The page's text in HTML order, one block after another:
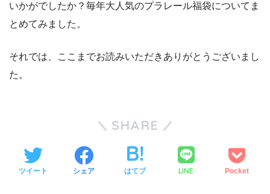
いかがでしたか？毎年大人気のプラレール福袋についてま
とめてみました。
それでは、ここまでお読みいただきありがとうございまし
た。
SHARE
ツイート シェア はてブ LINE Pocket